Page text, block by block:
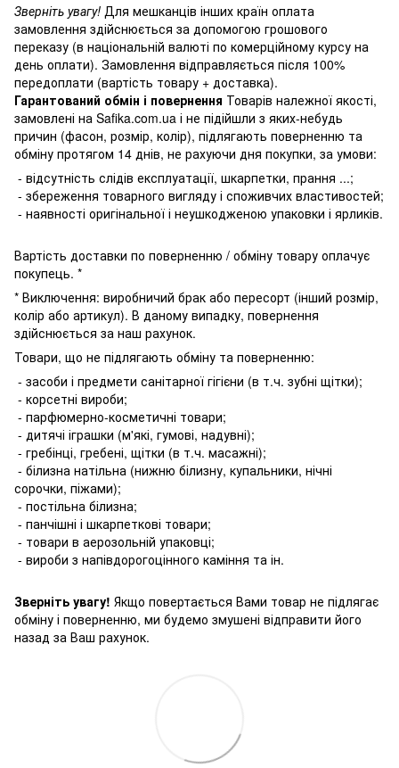
Зверніть увагу! Для мешканців інших країн оплата
замовлення здійснюється за допомогою грошового
переказу (в національній валюті по комерційному курсу на
день оплати). Замовлення відправляється після 100%
передоплати (вартість товару + доставка).
Гарантований обмін і повернення Товарів належної якості,
замовлені на Safika.com.ua і не підійшли з яких-небудь
причин (фасон, розмір, колір), підлягають поверненню та
обміну протягом 14 днів, не рахуючи дня покупки, за умови:
- відсутність слідів експлуатації, шкарпетки, прання ...;
- збереження товарного вигляду і споживчих властивостей;
- наявності оригінальної і неушкодженою упаковки і ярликів.
Вартість доставки по поверненню / обміну товару оплачує
покупець. *
* Виключення: виробничий брак або пересорт (інший розмір,
колір або артикул). В даному випадку, повернення
здійснюється за наш рахунок.
Товари, що не підлягають обміну та поверненню:
- засоби і предмети санітарної гігієни (в т.ч. зубні щітки);
- корсетні вироби;
- парфюмерно-косметичні товари;
- дитячі іграшки (м'які, гумові, надувні);
- гребінці, гребені, щітки (в т.ч. масажні);
- білизна натільна (нижню білизну, купальники, нічні
сорочки, піжами);
- постільна білизна;
- панчішні і шкарпеткові товари;
- товари в аерозольній упаковці;
- вироби з напівдорогоцінного каміння та ін.
Зверніть увагу! Якщо повертається Вами товар не підлягає
обміну і поверненню, ми будемо змушені відправити його
назад за Ваш рахунок.